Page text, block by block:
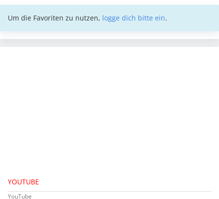
Um die Favoriten zu nutzen, logge dich bitte ein.
YOUTUBE
YouTube